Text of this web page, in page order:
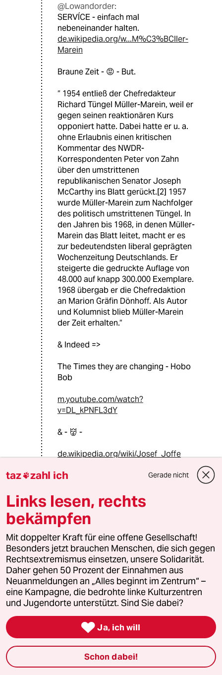
@Lowandorder:
SERVÍCE - einfach mal
nebeneinander halten.
de.wikipedia.org/w...M%C3%BCller-
Marein
Braune Zeit - 😡 - But.
“ 1954 entließ der Chefredakteur
Richard Tüngel Müller-Marein, weil er
gegen seinen reaktionären Kurs
opponiert hatte. Dabei hatte er u. a.
ohne Erlaubnis einen kritischen
Kommentar des NWDR-
Korrespondenten Peter von Zahn
über den umstrittenen
republikanischen Senator Joseph
McCarthy ins Blatt gerückt.[2] 1957
wurde Müller-Marein zum Nachfolger
des politisch umstrittenen Tüngel. In
den Jahren bis 1968, in denen Müller-
Marein das Blatt leitet, macht er es
zur bedeutendsten liberal geprägten
Wochenzeitung Deutschlands. Er
steigerte die gedruckte Auflage von
48.000 auf knapp 300.000 Exemplare.
1968 übergab er die Chefredaktion
an Marion Gräfin Dönhoff. Als Autor
und Kolumnist blieb Müller-Marein
der Zeit erhalten.“
& Indeed =>
The Times they are changing - Hobo
Bob
m.youtube.com/watch?
v=DL_kPNFL3dY
& - 👹 -
de.wikipedia.org/wiki/Josef_Joffe
“Im Namen der Freundschaft“ - 🙀😡 -
schweigt des Sängers Höflichkeit.
Woll.
9G 95820 (Profil gelöscht)
11.05.2022,19:11 Uhr
@Lowandorder:
“Im Namen der Freundschaft“
Und plötzlich liegt Hamburg am
Rhein.
Die Nordsee darf nicht kleinlich sein.
"Meer kenne uns, Meer helfe uns"
taz zahl ich Gerade nicht
Links lesen, rechts
bekämpfen
Mit doppelter Kraft für eine offene Gesellschaft!
Besonders jetzt brauchen Menschen, die sich gegen
Rechtsextremismus einsetzen, unsere Solidarität.
Daher gehen 50 Prozent der Einnahmen aus
Neuanmeldungen an „Alles beginnt im Zentrum“ –
eine Kampagne, die bedrohte linke Kulturzentren
und Jugendorte unterstützt. Sind Sie dabei?
 Ja, ich will
Schon dabei!